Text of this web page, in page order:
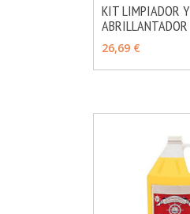
AÑADIR
KIT LIMPIADOR Y
ABRILLANTADOR
26,69 €